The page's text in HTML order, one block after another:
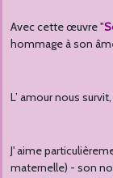
Avec cette œuvre "
hommage à son
L’ amour nous
J' aime
maternelle) - son